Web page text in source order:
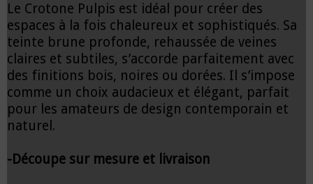
Le Crotone Pulpis est idéal pour créer des
espaces à la fois chaleureux et sophistiqués. Sa
teinte brune profonde, rehaussée de veines
claires et subtiles, s’accorde parfaitement avec
des finitions bois, noires ou dorées. Il s’impose
comme un choix audacieux et élégant, parfait
pour les amateurs de design contemporain et
naturel.
-Découpe sur mesure et livraison